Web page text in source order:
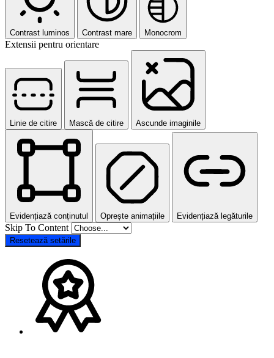
Contrast luminos Contrast mare Monocrom
Extensii pentru orientare
Linie de citire Mască de citire Ascunde imaginile
Evidențiază conținutul Oprește animațiile Evidențiază legăturile
Skip To Content
Resetează setările